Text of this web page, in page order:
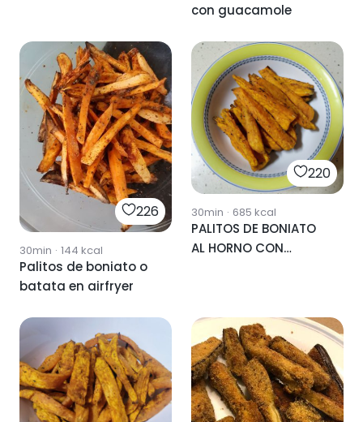
con guacamole
226
30min · 144 kcal
Palitos de boniato o
batata en airfryer
220
30min · 685 kcal
PALITOS DE BONIATO
AL HORNO CON